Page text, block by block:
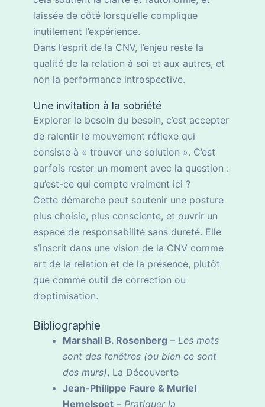
laissée de côté lorsqu’elle complique
inutilement l’expérience.
Dans l’esprit de la CNV, l’enjeu reste la
qualité de la relation à soi et aux autres, et
non la performance introspective.
Une invitation à la sobriété
Explorer le besoin du besoin, c’est accepter
de ralentir le mouvement réflexe qui
consiste à « trouver une solution ». C’est
parfois rester un moment avec la question :
qu’est-ce qui compte vraiment ici ?
Cette démarche peut soutenir une posture
plus choisie, plus consciente, et ouvrir un
espace de responsabilité sans dureté. Elle
s’inscrit dans une vision de la CNV comme
art de la relation et de la présence, plutôt
que comme outil de correction ou
d’optimisation.
Bibliographie
Marshall B. Rosenberg – Les mots
sont des fenêtres (ou bien ce sont
des murs), La Découverte
Jean-Philippe Faure & Muriel
Hemelsoet – Pratiquer la